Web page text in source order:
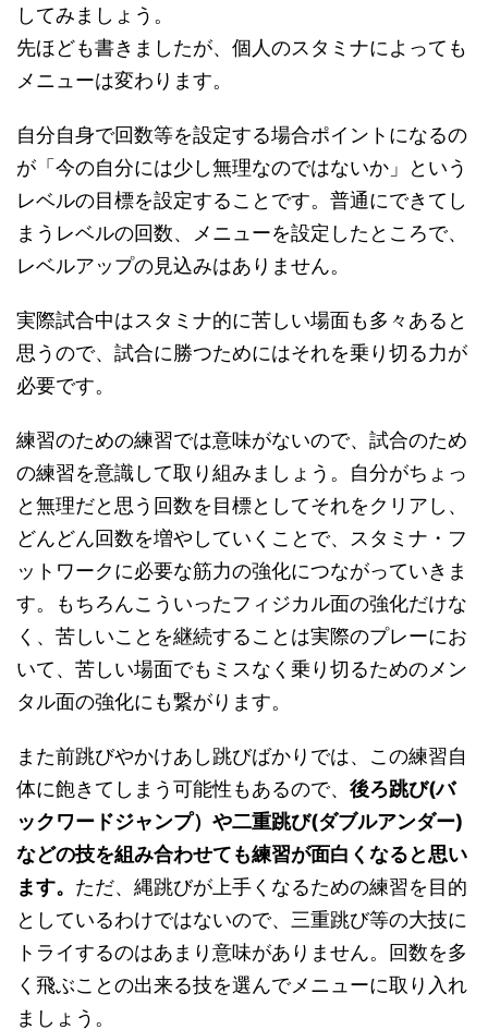
してみましょう。
先ほども書きましたが、個人のスタミナによっても
メニューは変わります。
自分自身で回数等を設定する場合ポイントになるの
が「今の自分には少し無理なのではないか」という
レベルの目標を設定することです。普通にできてし
まうレベルの回数、メニューを設定したところで、
レベルアップの見込みはありません。
実際試合中はスタミナ的に苦しい場面も多々あると
思うので、試合に勝つためにはそれを乗り切る力が
必要です。
練習のための練習では意味がないので、試合のため
の練習を意識して取り組みましょう。自分がちょっ
と無理だと思う回数を目標としてそれをクリアし、
どんどん回数を増やしていくことで、スタミナ・フ
ットワークに必要な筋力の強化につながっていきま
す。もちろんこういったフィジカル面の強化だけな
く、苦しいことを継続することは実際のプレーにお
いて、苦しい場面でもミスなく乗り切るためのメン
タル面の強化にも繋がります。
また前跳びやかけあし跳びばかりでは、この練習自
体に飽きてしまう可能性もあるので、 後ろ跳び(バ
ックワードジャンプ）や二重跳び(ダブルアンダー)
などの技を組み合わせても練習が面白くなると思い
ます。 ただ、縄跳びが上手くなるための練習を目的
としているわけではないので、三重跳び等の大技に
トライするのはあまり意味がありません。回数を多
く飛ぶことの出来る技を選んでメニューに取り入れ
ましょう。